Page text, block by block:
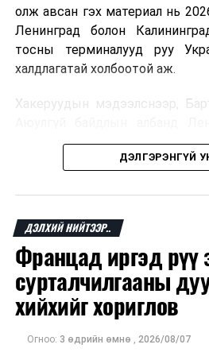
олж авсан гэх материал нь
Ленинград болон
тосны терминалууд руу
халдлагатай холбоотой аж.
Хакеруудын мэдээлснээр,
муж дахь газрын тосны
“Газпром”-ын
мэдээлэл дамжуулсан
баримтыг олж авчээ.
Мөн олдсон гэх захидал
Украины Аюулгүй байдлын
хамтын ажиллагааны төвийн
уулзалт зохион байгуулах
байна. Украины талаас
ДЭЛГЭРЭНГҮЙ
ДЭЛХИЙ НИЙТЭЭР..
Францад иргэд рүү
сурталчилгааны
хийхийг хориглов
Огноо: 3 өдрийн өмнө , 2026/08/07